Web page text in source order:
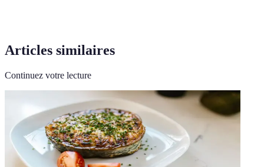
Articles similaires
Continuez votre lecture